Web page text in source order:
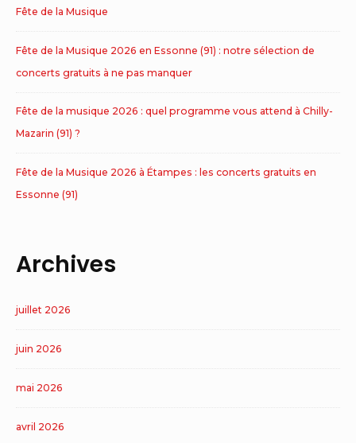
Fête de la Musique
Fête de la Musique 2026 en Essonne (91) : notre sélection de
concerts gratuits à ne pas manquer
Fête de la musique 2026 : quel programme vous attend à Chilly-
Mazarin (91) ?
Fête de la Musique 2026 à Étampes : les concerts gratuits en
Essonne (91)
Archives
juillet 2026
juin 2026
mai 2026
avril 2026